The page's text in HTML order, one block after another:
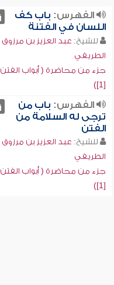
الفهرس: باب كف
اللسان في الفتنة
للشيخ: عبد العزيز بن مرزوق
الطريفي
جزء من محاضرة ( أبواب الفتن
[1])
الفهرس: باب من
ترجى له السلامة من
الفتن
للشيخ: عبد العزيز بن مرزوق
الطريفي
جزء من محاضرة ( أبواب الفتن
[1])